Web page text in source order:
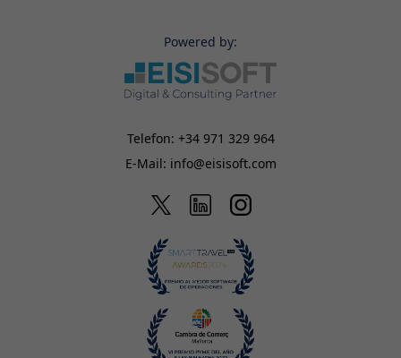
Powered by:
Telefon: +34 971 329 964
E-Mail: info@eisisoft.com